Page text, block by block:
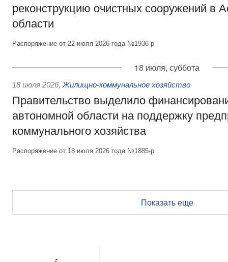
реконструкцию очистных сооружений в
области
Распоряжение от 22 июля 2026 года №1936-р
18 июля, суббота
18 июля 2026, Жилищно-коммунальное хозяйство
Правительство выделило
автономной области на поддержку
коммунального хозяйства
Распоряжение от 18 июля 2026 года №1885-р
Показать еще